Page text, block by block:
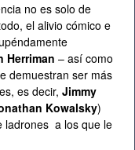
no es solo de
el alivio cómico e
Herriman – así como
demuestran ser más
es decir, Jimmy
Kowalsky)
ladrones a los que le